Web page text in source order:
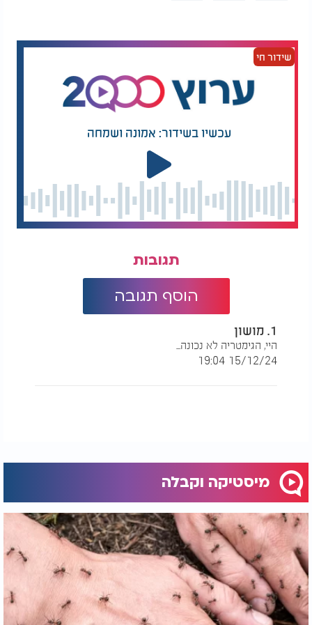
שידור חי
עכשיו בשידור: אמונה ושמחה
תגובות
הוסף תגובה
1. מושון
היי, הגימטריה לא נכונה...
15/12/24 19:04
מיסטיקה וקבלה